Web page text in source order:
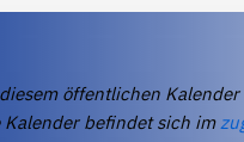
öffentlichen Kalender
befindet sich im